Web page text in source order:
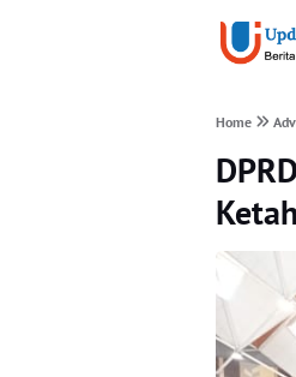
Home